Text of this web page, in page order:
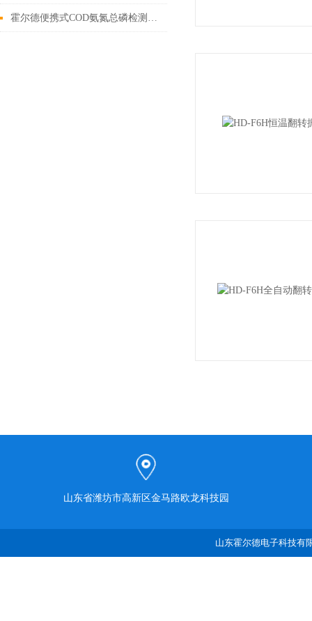
霍尔德便携式COD氨氮总磷检测仪的适用范围
山东省潍坊市高新区金马路欧龙科技园
山东霍尔德电子科技有